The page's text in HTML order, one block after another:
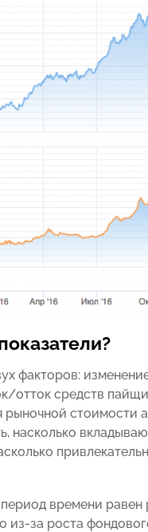
факторов:
отток средств
рыночной стоимости
насколько
времени равен
из-за роста